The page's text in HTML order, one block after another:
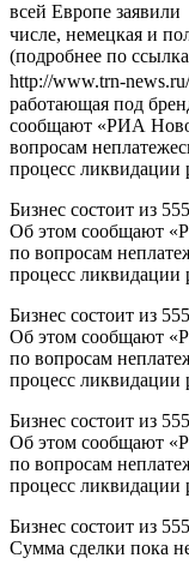
всей Европе
числе, немецкая и
(подробнее по
http://www.trn-
работающая под
сообщают «РИА
вопросам
процесс ликвидации
Бизнес состоит из
Об этом сообщают
по вопросам
процесс ликвидации
Бизнес состоит из
Об этом сообщают
по вопросам
процесс ликвидации
Бизнес состоит из
Об этом сообщают
по вопросам
процесс ликвидации
Бизнес состоит из
Сумма сделки пока